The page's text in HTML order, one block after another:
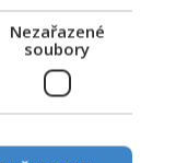
Nezařazené
soubory